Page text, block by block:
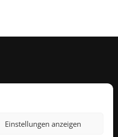
Einstellungen anzeigen